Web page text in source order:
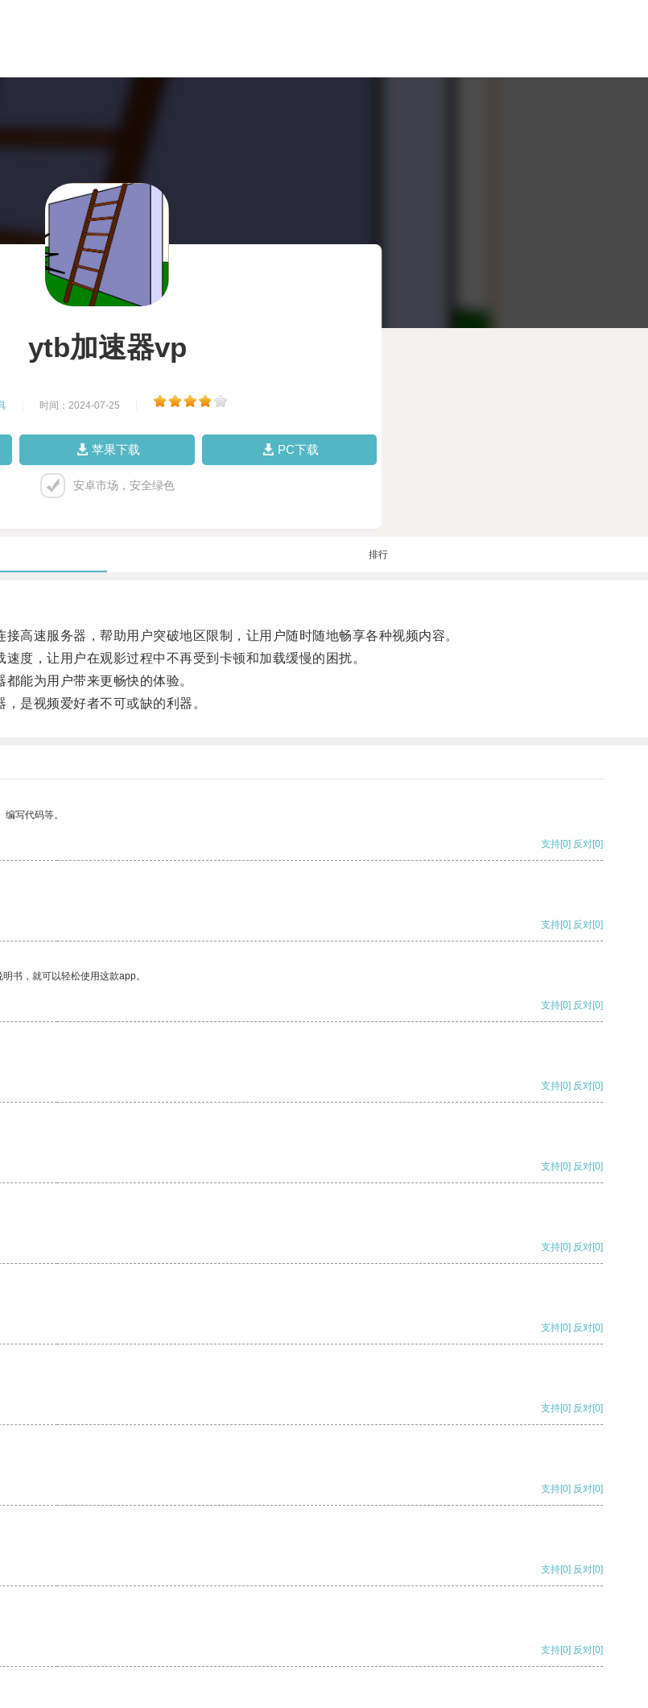
ytb加速器vp
时间：2024-07-25
苹果下载 PC下载
安卓市场，安全绿色
排行
速服务器，帮助用户突破地区限制，让用户随时随地畅享各种视频内容。
，让用户在观影过程中不再受到卡顿和加载缓慢的困扰。
能为用户带来更畅快的体验。
是视频爱好者不可或缺的利器。
写代码等。
支持[0] 反对[0]
支持[0] 反对[0]
书，就可以轻松使用这款app。
支持[0] 反对[0]
支持[0] 反对[0]
支持[0] 反对[0]
支持[0] 反对[0]
支持[0] 反对[0]
支持[0] 反对[0]
支持[0] 反对[0]
支持[0] 反对[0]
支持[0] 反对[0]